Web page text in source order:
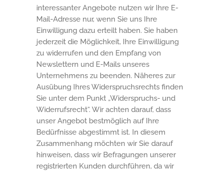
interessanter Angebote nutzen wir Ihre E-
Mail-Adresse nur, wenn Sie uns Ihre
Einwilligung dazu erteilt haben. Sie haben
jederzeit die Möglichkeit, Ihre Einwilligung
zu widerrufen und den Empfang von
Newslettern und E-Mails unseres
Unternehmens zu beenden. Näheres zur
Ausübung Ihres Widerspruchsrechts finden
Sie unter dem Punkt „Widerspruchs- und
Widerrufsrecht“. Wir achten darauf, dass
unser Angebot bestmöglich auf Ihre
Bedürfnisse abgestimmt ist. In diesem
Zusammenhang möchten wir Sie darauf
hinweisen, dass wir Befragungen unserer
registrierten Kunden durchführen, da wir